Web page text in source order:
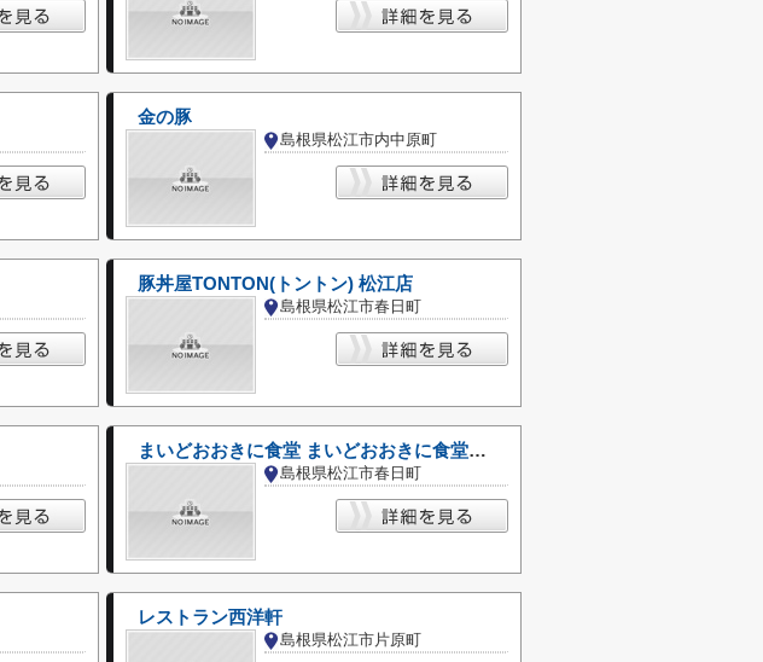
金の豚
島根県松江市内中原町
豚丼屋TONTON(トントン) 松江店
島根県松江市春日町
まいどおおきに食堂 まいどおおきに食堂松江春日食堂
島根県松江市春日町
レストラン西洋軒
島根県松江市片原町